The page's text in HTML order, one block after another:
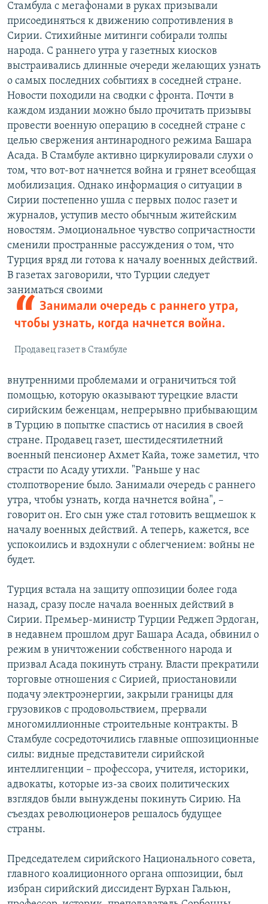
Стамбула с мегафонами в руках призывали
присоединяться к движению сопротивления в
Сирии. Стихийные митинги собирали толпы
народа. С раннего утра у газетных киосков
выстраивались длинные очереди желающих узнать
о самых последних событиях в соседней стране.
Новости походили на сводки с фронта. Почти в
каждом издании можно было прочитать призывы
провести военную операцию в соседней стране с
целью свержения антинародного режима Башара
Асада. В Стамбуле активно циркулировали слухи о
том, что вот-вот начнется война и грянет всеобщая
мобилизация. Однако информация о ситуации в
Сирии постепенно ушла с первых полос газет и
журналов, уступив место обычным житейским
новостям. Эмоциональное чувство сопричастности
сменили пространные рассуждения о том, что
Турция вряд ли готова к началу военных действий.
В газетах заговорили, что Турции следует
заниматься своими
Занимали очередь с раннего утра,
чтобы узнать, когда начнется война.
Продавец газет в Стамбуле
внутренними проблемами и ограничиться той
помощью, которую оказывают турецкие власти
сирийским беженцам, непрерывно прибывающим
в Турцию в попытке спастись от насилия в своей
стране. Продавец газет, шестидесятилетний
военный пенсионер Ахмет Кайа, тоже заметил, что
страсти по Асаду утихли. "Раньше у нас
столпотворение было. Занимали очередь с раннего
утра, чтобы узнать, когда начнется война", –
говорит он. Его сын уже стал готовить вещмешок к
началу военных действий. А теперь, кажется, все
успокоились и вздохнули с облегчением: войны не
будет.
Турция встала на защиту оппозиции более года
назад, сразу после начала военных действий в
Сирии. Премьер-министр Турции Реджеп Эрдоган,
в недавнем прошлом друг Башара Асада, обвинил о
режим в уничтожении собственного народа и
призвал Асада покинуть страну. Власти прекратили
торговые отношения с Сирией, приостановили
подачу электроэнергии, закрыли границы для
грузовиков с продовольствием, прервали
многомиллионные строительные контракты. В
Стамбуле сосредоточились главные оппозиционные
силы: видные представители сирийской
интеллигенции – профессора, учителя, историки,
адвокаты, которые из-за своих политических
взглядов были вынуждены покинуть Сирию. На
съездах революционеров решалось будущее
страны.
Председателем сирийского Национального совета,
главного коалиционного органа оппозиции, был
избран сирийский диссидент Бурхан Гальюн,